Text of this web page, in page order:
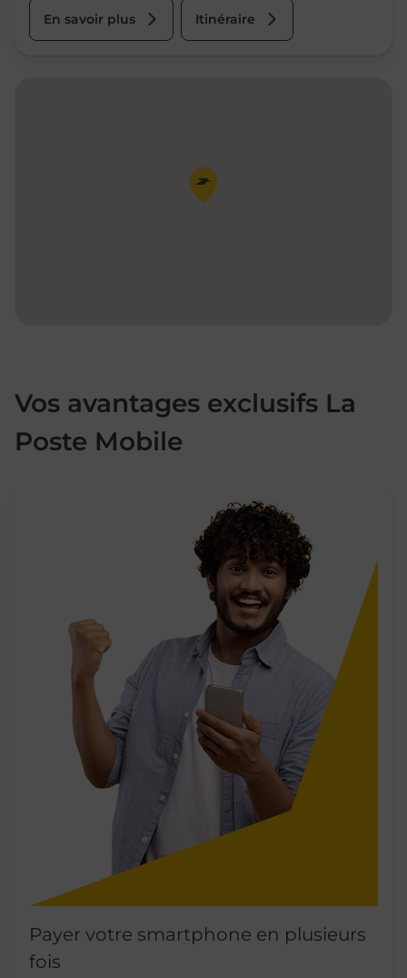
En savoir plus Itinéraire
Pin de la carte
Vos avantages exclusifs La
Poste Mobile
Payer votre smartphone en plusieurs
fois